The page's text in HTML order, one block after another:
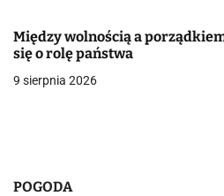
u
Między wolnością a
się o rolę państwa
9 sierpnia 2026
POGODA